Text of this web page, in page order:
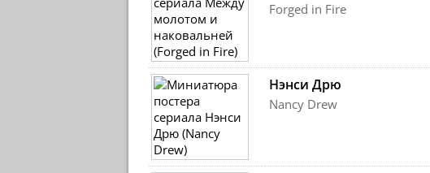
Forged in Fire
Нэнси Дрю
Nancy Drew